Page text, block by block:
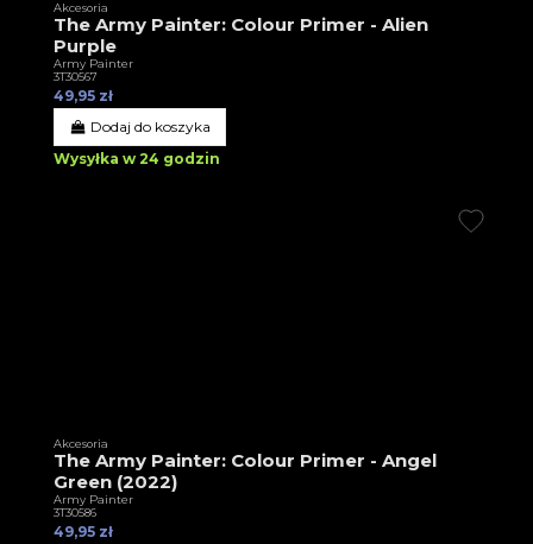
Akcesoria
The Army Painter: Colour Primer - Alien
Purple
Army Painter
3T30567
49,95 zł
Dodaj do koszyka
Wysyłka w 24 godzin
Akcesoria
The Army Painter: Colour Primer - Angel
Green (2022)
Army Painter
3T30586
49,95 zł